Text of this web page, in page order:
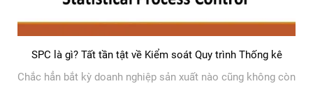
SPC là gì? Tất tần tật về Kiểm soát Quy trình Thống kê
Chắc hẳn bắt kỳ doanh nghiệp sản xuất nào cũng không còn